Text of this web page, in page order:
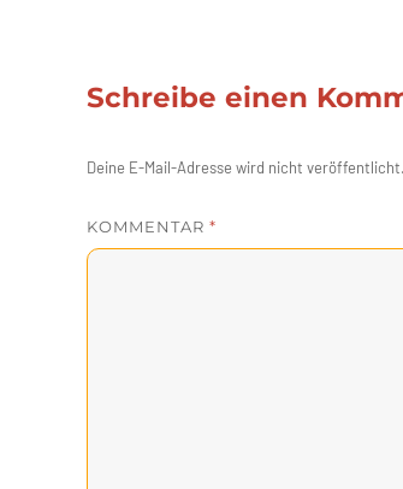
Schreibe einen
Deine E-Mail-Adresse wird nicht veröffentlicht.
KOMMENTAR *